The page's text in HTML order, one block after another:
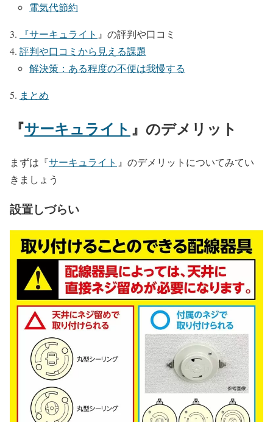
電気代節約
『サーキュライト 』の評判や口コミ
評判や口コミから見える課題
解決策：ある程度の不便は我慢する
まとめ
『サーキュライト 』のデメリット
まずは『サーキュライト 』のデメリットについてみてい
きましょう
設置しづらい